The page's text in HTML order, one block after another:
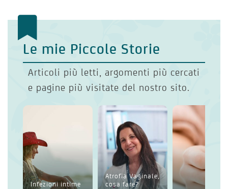
Le mie Piccole Storie
Articoli più letti, argomenti più cercati
e pagine più visitate del nostro sito.
Infezioni intime
Atrofia Vaginale,
cosa fare?